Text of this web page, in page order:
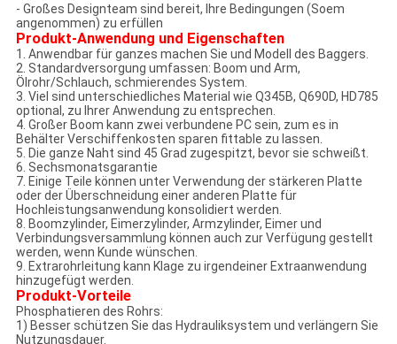
- Großes Designteam sind bereit, Ihre Bedingungen (Soem
angenommen) zu erfüllen
Produkt-Anwendung und Eigenschaften
1. Anwendbar für ganzes machen Sie und Modell des Baggers.
2. Standardversorgung umfassen: Boom und Arm,
Ölrohr/Schlauch, schmierendes System.
3. Viel sind unterschiedliches Material wie Q345B, Q690D, HD785
optional, zu Ihrer Anwendung zu entsprechen.
4. Großer Boom kann zwei verbundene PC sein, zum es in
Behälter Verschiffenkosten sparen fittable zu lassen.
5. Die ganze Naht sind 45 Grad zugespitzt, bevor sie schweißt.
6. Sechsmonatsgarantie
7. Einige Teile können unter Verwendung der stärkeren Platte
oder der Überschneidung einer anderen Platte für
Hochleistungsanwendung konsolidiert werden.
8. Boomzylinder, Eimerzylinder, Armzylinder, Eimer und
Verbindungsversammlung können auch zur Verfügung gestellt
werden, wenn Kunde wünschen.
9. Extrarohrleitung kann Klage zu irgendeiner Extraanwendung
hinzugefügt werden.
Produkt-Vorteile
Phosphatieren des Rohrs:
1) Besser schützen Sie das Hydrauliksystem und verlängern Sie
Nutzungsdauer.